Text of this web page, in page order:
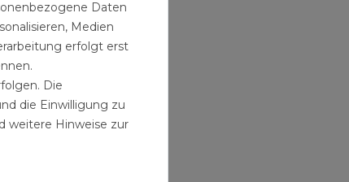
Daten
Medien
erfolgt erst
Die
die Einwilligung zu
weitere Hinweise zur